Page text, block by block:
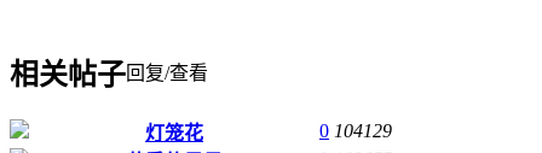
相关帖子回复/查看
灯笼花 0 104129